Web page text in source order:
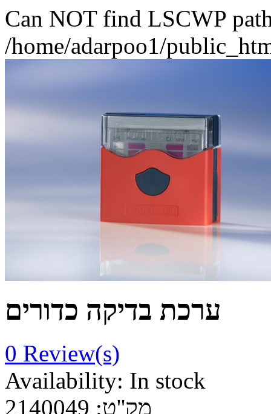
Can NOT find LSCWP
/home/adarpoo1/
ערכת בדיקה כדורים
0 Review(s)
Availability: In stock
מק''ט: 2140049